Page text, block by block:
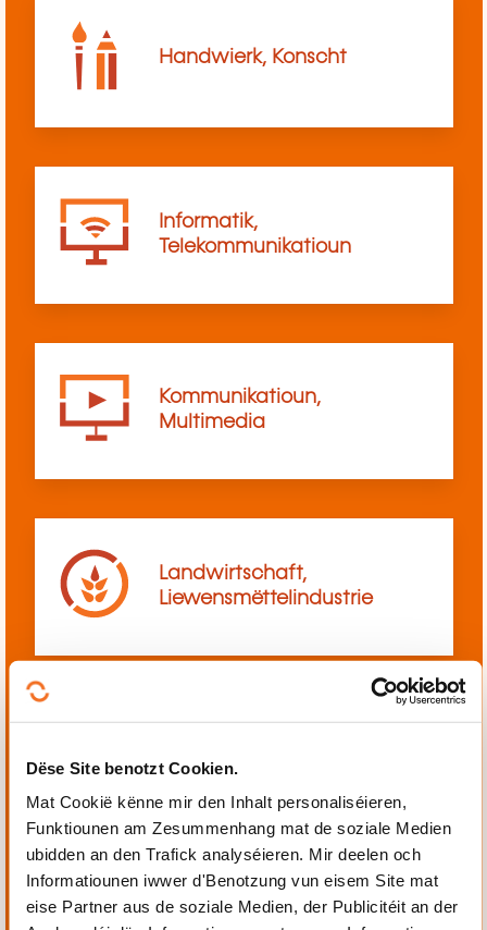
Dëse Site benotzt Cookien.
Mat Cookië kënne mir den Inhalt personaliséieren,
Funktiounen am Zesummenhang mat de soziale Medien
ubidden an den Trafick analyséieren. Mir deelen och
Informatiounen iwwer d'Benotzung vun eisem Site mat
eise Partner aus de soziale Medien, der Publicitéit an der
Handwierk, Konscht
Informatik,
Telekommunikatioun
Kommunikatioun,
Multimedia
Landwirtschaft,
Liewensmëttelindustrie
Automatiséierung